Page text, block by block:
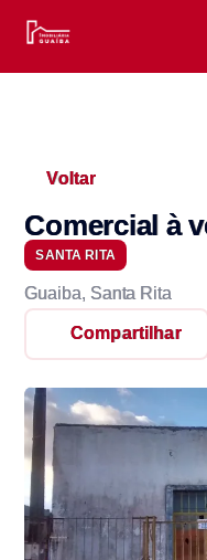
Voltar
Comercial à
SANTA RITA
Guaiba, Santa Rita
Compartilhar